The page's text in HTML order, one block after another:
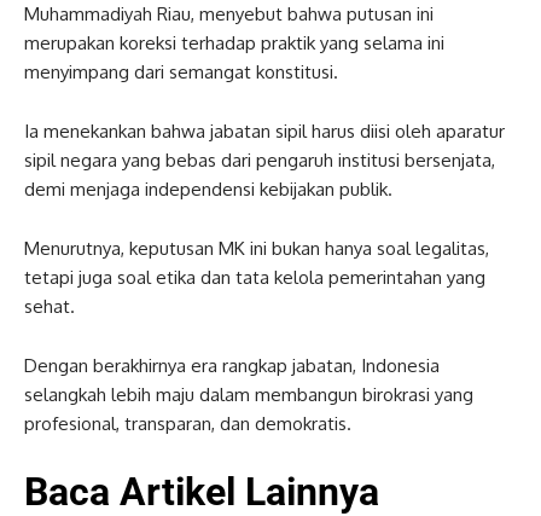
Muhammadiyah Riau, menyebut bahwa putusan ini
merupakan koreksi terhadap praktik yang selama ini
menyimpang dari semangat konstitusi.
Ia menekankan bahwa jabatan sipil harus diisi oleh aparatur
sipil negara yang bebas dari pengaruh institusi bersenjata,
demi menjaga independensi kebijakan publik.
Menurutnya, keputusan MK ini bukan hanya soal legalitas,
tetapi juga soal etika dan tata kelola pemerintahan yang
sehat.
Dengan berakhirnya era rangkap jabatan, Indonesia
selangkah lebih maju dalam membangun birokrasi yang
profesional, transparan, dan demokratis.
Baca Artikel Lainnya